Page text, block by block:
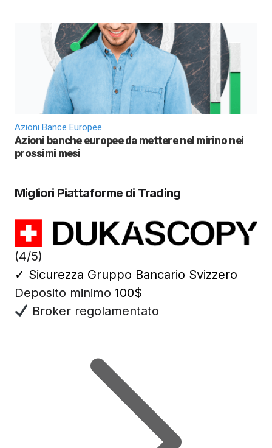
Azioni Bance Europee
Azioni banche europee da mettere nel mirino nei
prossimi mesi
Migliori Piattaforme di Trading
(4/5)
✓ Sicurezza Gruppo Bancario Svizzero
Deposito minimo 100$
Broker regolamentato